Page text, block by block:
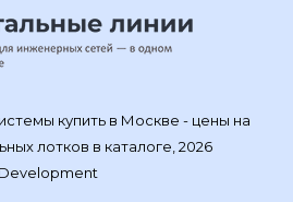
купить в Москве - цены на
лотков в каталоге, 2026
Development